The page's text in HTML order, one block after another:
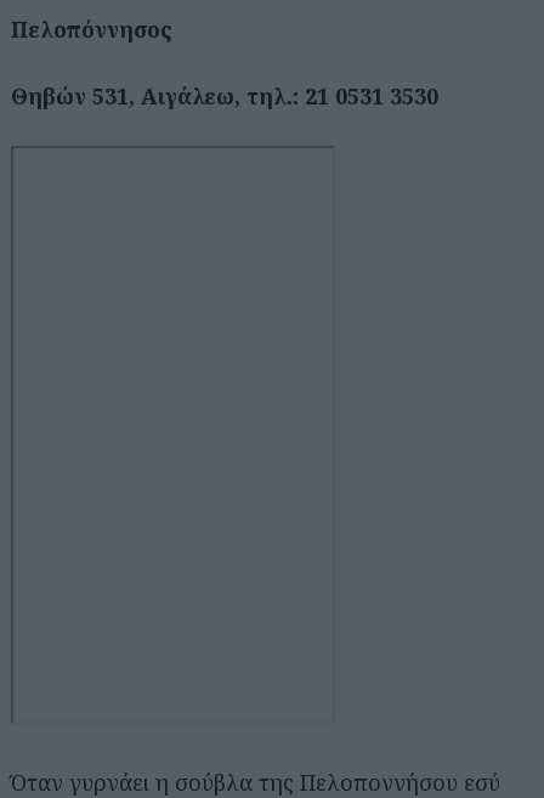
Πελοπόννησος
Θηβών 531, Αιγάλεω, τηλ.: 21 0531 3530
Όταν γυρνάει η σούβλα της Πελοποννήσου εσύ